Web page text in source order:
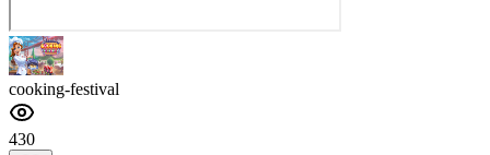
cooking-festival
430